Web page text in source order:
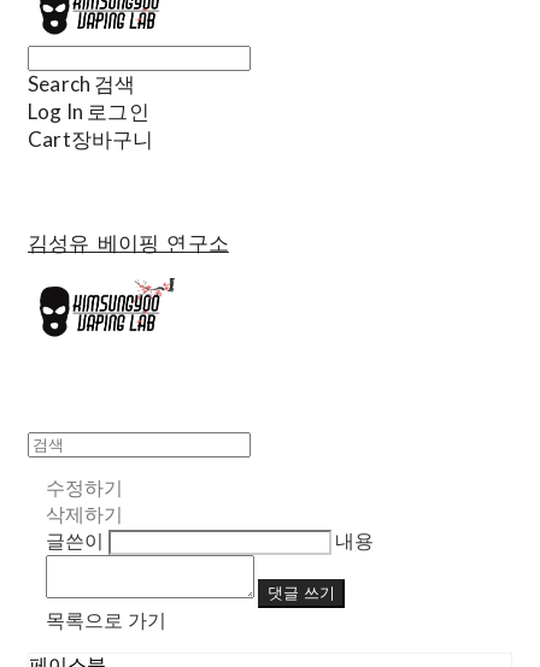
Search 검색
Log In 로그인
Cart장바구니
김성유 베이핑 연구소
수정하기
삭제하기
글쓴이
내용
댓글 쓰기
목록으로 가기